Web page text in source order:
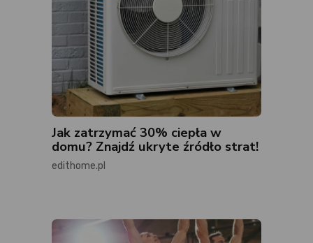
Jak zatrzymać 30% ciepła w
domu? Znajdź ukryte źródło strat!
edithome.pl